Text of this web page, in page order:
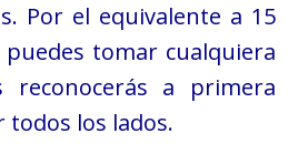
Por el equivalente a 15
tomar cualquiera
a primera
todos los lados.